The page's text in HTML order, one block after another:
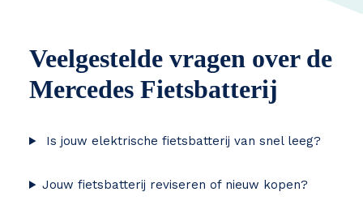
Veelgestelde vragen over de
Mercedes Fietsbatterij
Is jouw elektrische fietsbatterij van snel leeg?
Jouw fietsbatterij reviseren of nieuw kopen?